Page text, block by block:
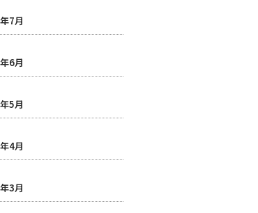
7月
6月
5月
4月
3月